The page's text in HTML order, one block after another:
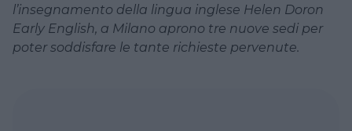
l’insegnamento della lingua inglese Helen Doron
Early English, a Milano aprono tre nuove sedi per
poter soddisfare le tante richieste pervenute.